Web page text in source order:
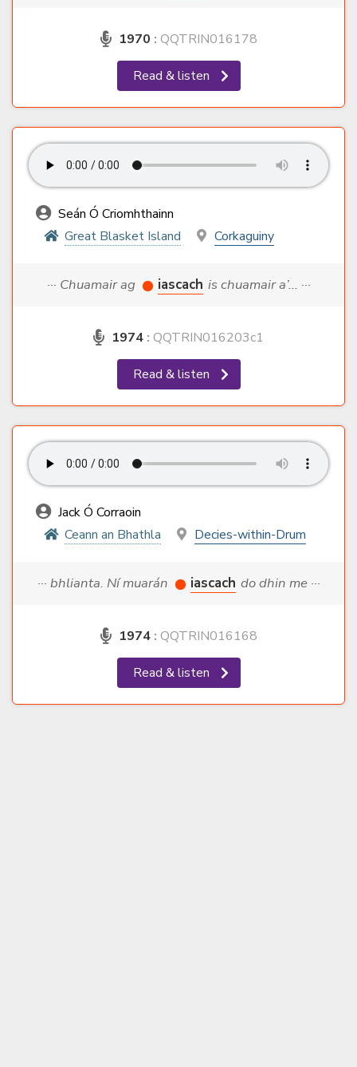
1970 : QQTRIN016178
Read & listen
Seán Ó Criomhthainn
Great Blasket Island
Corkaguiny
··· Chuamair ag iascach is chuamair a’... ···
1974 : QQTRIN016203c1
Read & listen
Jack Ó Corraoin
Ceann an Bhathla
Decies-within-Drum
··· bhlianta. Ní muarán iascach do dhin me ···
1974 : QQTRIN016168
Read & listen